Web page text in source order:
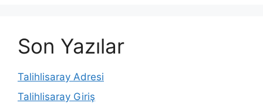
Son Yazılar
Talihlisaray Adresi
Talihlisaray Giriş